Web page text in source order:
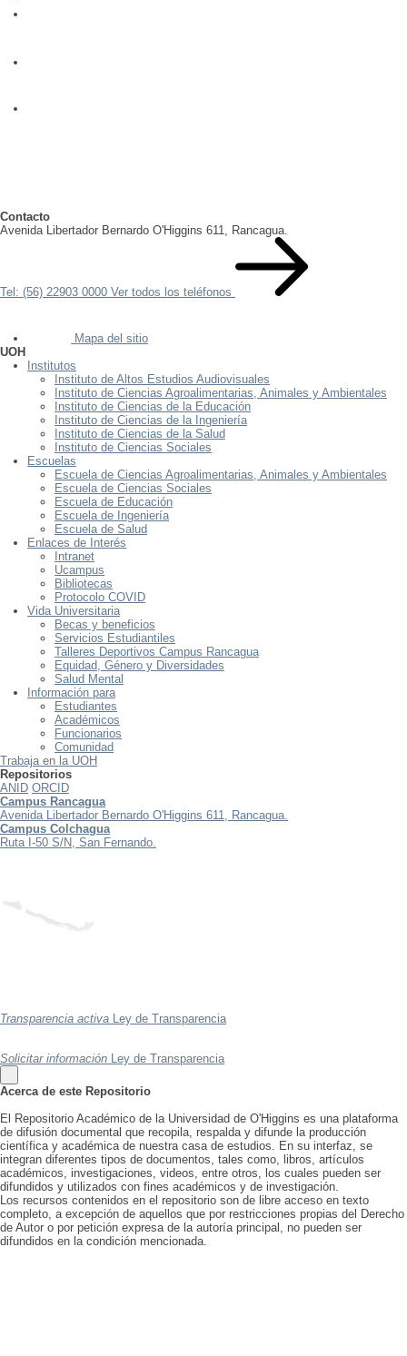
Contacto
Avenida Libertador Bernardo O'Higgins 611, Rancagua.
Tel: (56) 22903 0000 Ver todos los teléfonos
Mapa del sitio
UOH
Institutos
Instituto de Altos Estudios Audiovisuales
Instituto de Ciencias Agroalimentarias, Animales y Ambientales
Instituto de Ciencias de la Educación
Instituto de Ciencias de la Ingeniería
Instituto de Ciencias de la Salud
Instituto de Ciencias Sociales
Escuelas
Escuela de Ciencias Agroalimentarias, Animales y Ambientales
Escuela de Ciencias Sociales
Escuela de Educación
Escuela de Ingeniería
Escuela de Salud
Enlaces de Interés
Intranet
Ucampus
Bibliotecas
Protocolo COVID
Vida Universitaria
Becas y beneficios
Servicios Estudiantiles
Talleres Deportivos Campus Rancagua
Equidad, Género y Diversidades
Salud Mental
Información para
Estudiantes
Académicos
Funcionarios
Comunidad
Trabaja en la UOH
Repositorios
ANID ORCID
Campus Rancagua
Avenida Libertador Bernardo O'Higgins 611, Rancagua.
Campus Colchagua
Ruta I-50 S/N, San Fernando.
Transparencia activa Ley de Transparencia
Solicitar información Ley de Transparencia
Acerca de este Repositorio
El Repositorio Académico de la Universidad de O'Higgins es una plataforma
de difusión documental que recopila, respalda y difunde la producción
científica y académica de nuestra casa de estudios. En su interfaz, se
integran diferentes tipos de documentos, tales como, libros, artículos
académicos, investigaciones, videos, entre otros, los cuales pueden ser
difundidos y utilizados con fines académicos y de investigación.
Los recursos contenidos en el repositorio son de libre acceso en texto
completo, a excepción de aquellos que por restricciones propias del Derecho
de Autor o por petición expresa de la autoría principal, no pueden ser
difundidos en la condición mencionada.